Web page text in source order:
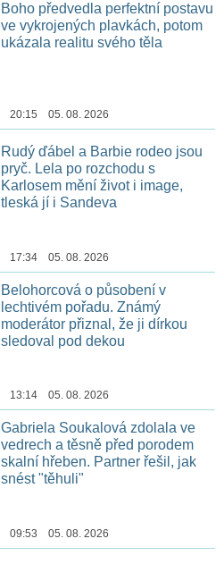
Boho předvedla perfektní postavu
ve vykrojených plavkách, potom
ukázala realitu svého těla
20:15 05. 08. 2026
Rudý ďábel a Barbie rodeo jsou
pryč. Lela po rozchodu s
Karlosem mění život i image,
tleská jí i Sandeva
17:34 05. 08. 2026
Belohorcová o působení v
lechtivém pořadu. Známý
moderátor přiznal, že ji dírkou
sledoval pod dekou
13:14 05. 08. 2026
Gabriela Soukalová zdolala ve
vedrech a těsně před porodem
skalní hřeben. Partner řešil, jak
snést "těhuli"
09:53 05. 08. 2026